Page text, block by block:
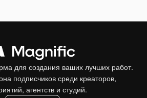
для создания ваших лучших работ.
подписчиков среди креаторов,
агентств и студий.